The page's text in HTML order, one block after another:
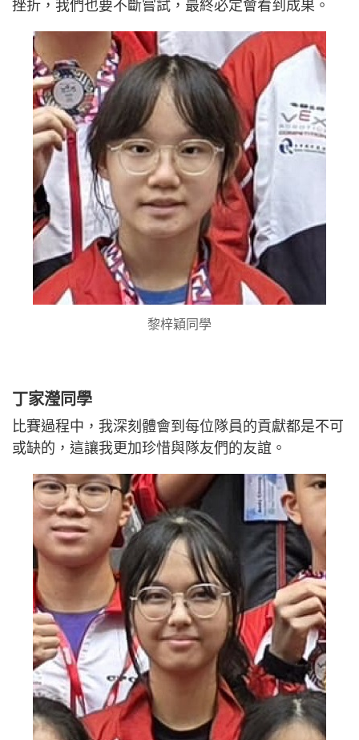
挫折，我們也要不斷嘗試，最終必定會看到成果。
黎梓穎同學
丁家瀅同學
比賽過程中，我深刻體會到每位隊員的貢獻都是不可
或缺的，這讓我更加珍惜與隊友們的友誼。